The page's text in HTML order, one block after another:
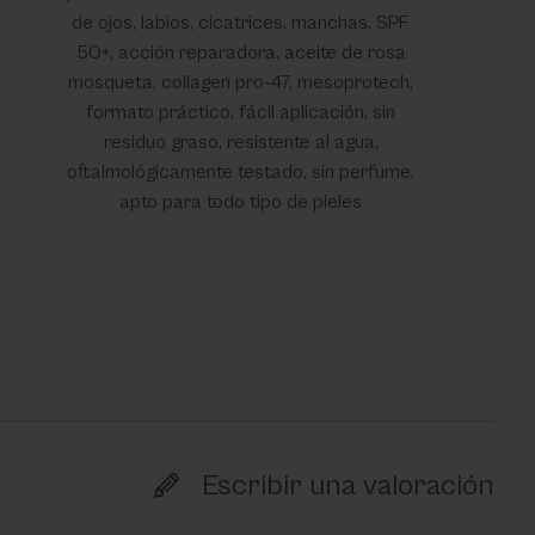
de ojos, labios, cicatrices, manchas, SPF
50+, acción reparadora, aceite de rosa
mosqueta, collagen pro-47, mesoprotech,
formato práctico, fácil aplicación, sin
residuo graso, resistente al agua,
oftalmológicamente testado, sin perfume,
apto para todo tipo de pieles
Escribir una valoración